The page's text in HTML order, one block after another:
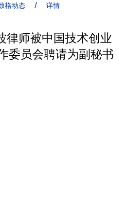
格动态 / 详情
律师被中国技术创业
委员会聘请为副秘书